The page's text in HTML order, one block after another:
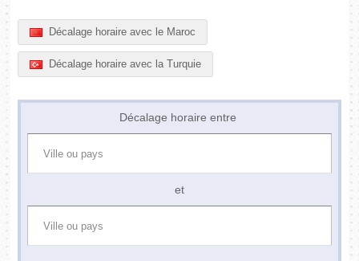
Décalage horaire avec le Maroc
Décalage horaire avec la Turquie
Décalage horaire entre
et